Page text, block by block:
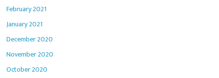
February 2021
January 2021
December 2020
November 2020
October 2020